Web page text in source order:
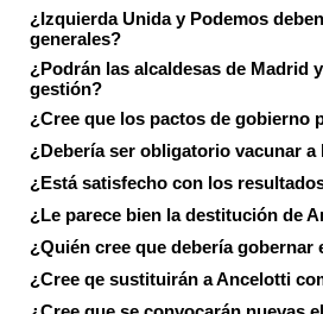
¿Izquierda Unida y Podemos
generales?
¿Podrán las alcaldesas de Madrid
gestión?
¿Cree que los pactos de gobierno
¿Debería ser obligatorio vacunar a
¿Está satisfecho con los
¿Le parece bien la destitución de
¿Quién cree que debería gobernar
¿Cree qe sustituirán a Ancelotti